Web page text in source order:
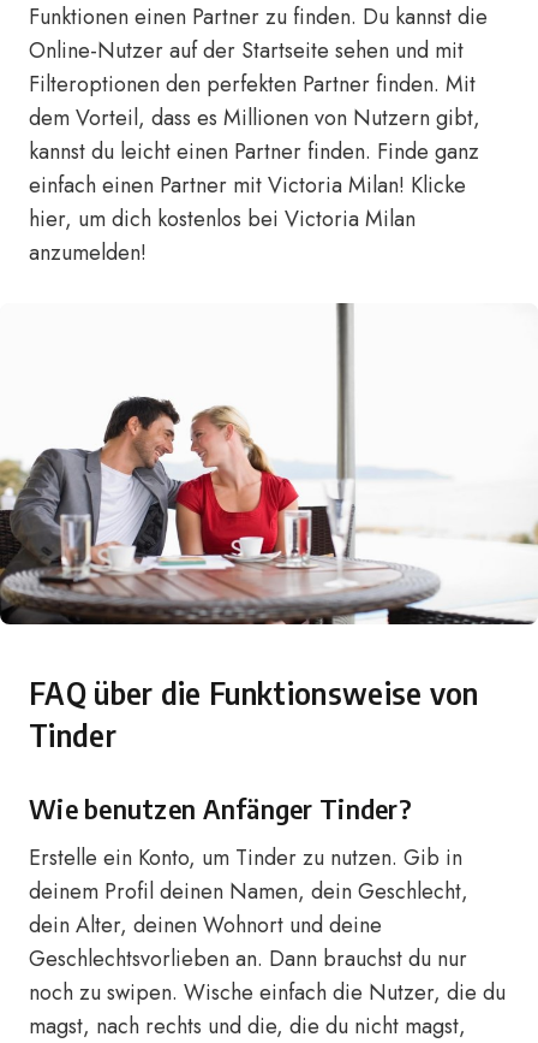
Funktionen einen Partner zu finden. Du kannst die
Online-Nutzer auf der Startseite sehen und mit
Filteroptionen den perfekten Partner finden. Mit
dem Vorteil, dass es Millionen von Nutzern gibt,
kannst du leicht einen Partner finden. Finde ganz
einfach einen Partner mit Victoria Milan! Klicke
hier, um dich kostenlos bei Victoria Milan
anzumelden!
FAQ über die Funktionsweise von
Tinder
Wie benutzen Anfänger Tinder?
Erstelle ein Konto, um Tinder zu nutzen. Gib in
deinem Profil deinen Namen, dein Geschlecht,
dein Alter, deinen Wohnort und deine
Geschlechtsvorlieben an. Dann brauchst du nur
noch zu swipen. Wische einfach die Nutzer, die du
magst, nach rechts und die, die du nicht magst,